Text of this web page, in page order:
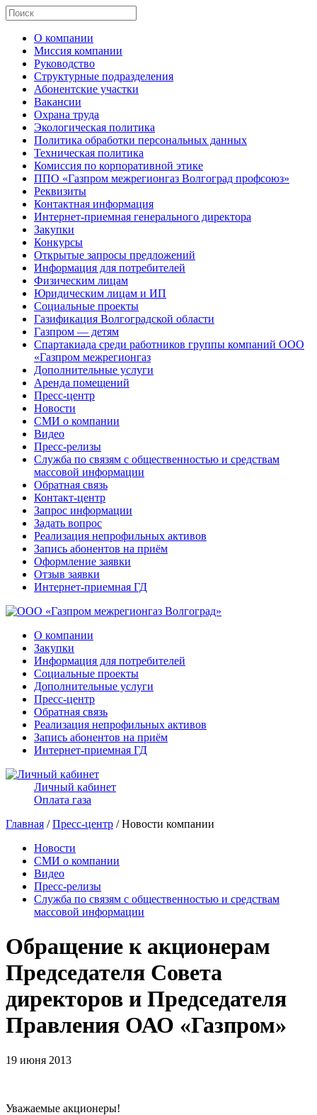
О компании
Миссия компании
Руководство
Структурные подразделения
Абонентские участки
Вакансии
Охрана труда
Экологическая политика
Политика обработки персональных данных
Техническая политика
Комиссия по корпоративной этике
ППО «Газпром межрегионгаз Волгоград профсоюз»
Реквизиты
Контактная информация
Интернет-приемная генерального директора
Закупки
Конкурсы
Открытые запросы предложений
Информация для потребителей
Физическим лицам
Юридическим лицам и ИП
Социальные проекты
Газификация Волгоградской области
Газпром — детям
Спартакиада среди работников группы компаний ООО
«Газпром межрегионгаз
Дополнительные услуги
Аренда помещений
Пресс-центр
Новости
СМИ о компании
Видео
Пресс-релизы
Служба по связям с общественностью и средствам
массовой информации
Обратная связь
Контакт-центр
Запрос информации
Задать вопрос
Реализация непрофильных активов
Запись абонентов на приём
Оформление заявки
Отзыв заявки
Интернет-приемная ГД
О компании
Закупки
Информация для потребителей
Социальные проекты
Дополнительные услуги
Пресс-центр
Обратная связь
Реализация непрофильных активов
Запись абонентов на приём
Интернет-приемная ГД
Личный кабинет
Оплата газа
Главная /Пресс-центр / Новости компании
Новости
СМИ о компании
Видео
Пресс-релизы
Служба по связям с общественностью и средствам
массовой информации
Обращение к акционерам
Председателя Совета
директоров и Председателя
Правления ОАО «Газпром»
19 июня 2013
Уважаемые акционеры!